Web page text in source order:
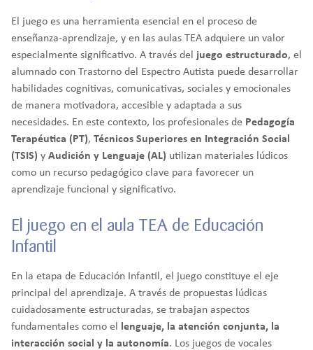
El juego es una herramienta esencial en el proceso de
enseñanza-aprendizaje, y en las aulas TEA adquiere un valor
especialmente significativo. A través del juego estructurado, el
alumnado con Trastorno del Espectro Autista puede desarrollar
habilidades cognitivas, comunicativas, sociales y emocionales
de manera motivadora, accesible y adaptada a sus
necesidades. En este contexto, los profesionales de Pedagogía
Terapéutica (PT), Técnicos Superiores en Integración Social
(TSIS) y Audición y Lenguaje (AL) utilizan materiales lúdicos
como un recurso pedagógico clave para favorecer un
aprendizaje funcional y significativo.
El juego en el aula TEA de Educación
Infantil
En la etapa de Educación Infantil, el juego constituye el eje
principal del aprendizaje. A través de propuestas lúdicas
cuidadosamente estructuradas, se trabajan aspectos
fundamentales como el
lenguaje, la atención conjunta, la
interacción social y la autonomía. Los juegos de vocales